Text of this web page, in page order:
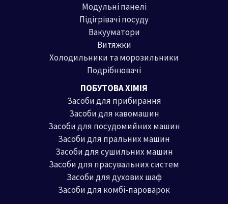
Модульні панелі
Підігрівачі посуду
Вакууматори
Витяжки
Холодильники та морозильники
Подрібнювачі
ПОБУТОВА ХІМІЯ
Засоби для прибирання
Засоби для кавомашин
Засоби для посудомийних машин
Засоби для пральних машин
Засоби для сушильних машин
Засоби для прасувальних систем
Засоби для духових шаф
Засоби для комбі-пароварок